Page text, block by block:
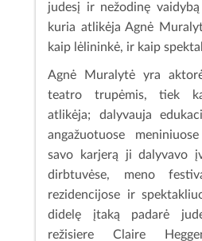
judesį ir nežodinę
kuria atlikėja Agnė
kaip lėlininkė, ir kaip
Agnė Muralytė yra
teatro trupėmis, tiek
atlikėja; dalyvauja
angažuotuose
savo karjerą ji dalyvavo
dirbtuvėse, meno
rezidencijose ir
didelę įtaką padarė
režisiere Claire